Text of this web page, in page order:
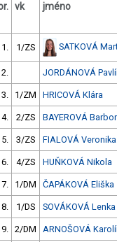
vk jméno
1. 1/ZS SATKOVÁ
2. JORDÁNOVÁ
3. 1/ZM HRICOVÁ Klára
4. 2/ZS BAYEROVÁ
5. 3/ZS FIALOVÁ Veronika
6. 4/ZS HUŇKOVÁ Nikola
7. 1/DM ČAPÁKOVÁ Eliška
8. 1/DS SOVÁKOVÁ Lenka
9. 2/DM ARNOŠOVÁ